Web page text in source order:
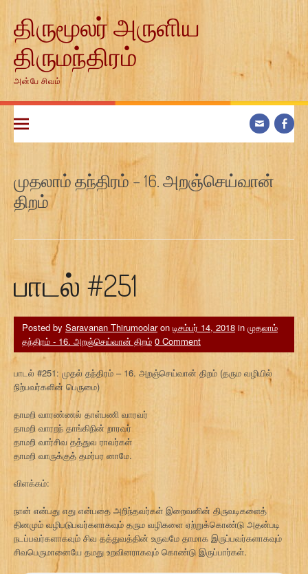
contentதிருமூலர் அருளிய
திருமந்திரம்
அன்பே சிவம்
முதலாம் தந்திரம் – 16. அறஞ்செய்வான்
திறம்
பாடல் #251
Posted by Saravanan Thirumoolaron டிசம்பர் 14, 2018 in முதலாம்
தந்திரம் - 16. அறஞ்செய்வான் திறம் 0 Comment
பாடல் #251: முதல் தந்திரம் – 16. அறஞ்செய்வான் திறம் (தரும வழியில்
நிற்பவர்களின் பெருமை)
தாமறி வாரண்ணல் தாள்பணி வாரவர்
தாமறி வாரறந் தாங்கிநின் றாரவர்
தாமறி வார்சிவ தத்துவ ராவர்கள்
தாமறி வாருக்குத் தமர்பர னாமே.
விளக்கம்:
நான் என்பது எது என்பதை அறிந்தவர்கள் இறைவனின் திருவடிகளைத்
தினமும் வழிபடுபவர்களாகவும் தரும வழிகளை ஏற்றுக்கொண்டு அதன்படி
நடப்பவர்களாகவும் சிவ தத்துவத்தின் உருவமே தாமாக இருப்பவர்களாகவும்
சிவபெருமானையே தமது உறவினராகவும் கொண்டு இருப்பார்கள்.